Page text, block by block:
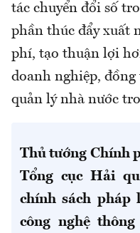
tác chuyển đổi số
phần thúc đẩy xuất
phí, tạo thuận lợi
doanh nghiệp,
quản lý nhà nước
Thủ tướng Chính
Tổng cục Hải
chính sách pháp
công nghệ